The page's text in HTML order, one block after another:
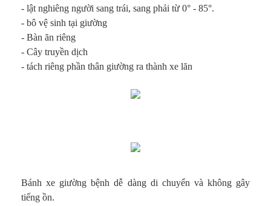
- lật nghiêng người sang trái, sang phải từ 0° - 85°.
- bô vệ sinh tại giường
- Bàn ăn riêng
- Cây truyền dịch
- tách riêng phần thân giường ra thành xe lăn
Bánh xe giường bệnh dễ dàng di chuyển và không gây
tiếng ồn.